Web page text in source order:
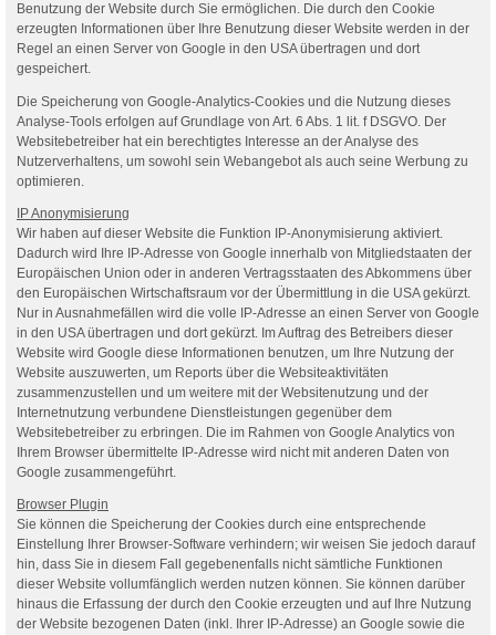
Benutzung der Website durch Sie ermöglichen. Die durch den Cookie
erzeugten Informationen über Ihre Benutzung dieser Website werden in der
Regel an einen Server von Google in den USA übertragen und dort
gespeichert.
Die Speicherung von Google-Analytics-Cookies und die Nutzung dieses
Analyse-Tools erfolgen auf Grundlage von Art. 6 Abs. 1 lit. f DSGVO. Der
Websitebetreiber hat ein berechtigtes Interesse an der Analyse des
Nutzerverhaltens, um sowohl sein Webangebot als auch seine Werbung zu
optimieren.
IP Anonymisierung
Wir haben auf dieser Website die Funktion IP-Anonymisierung aktiviert.
Dadurch wird Ihre IP-Adresse von Google innerhalb von Mitgliedstaaten der
Europäischen Union oder in anderen Vertragsstaaten des Abkommens über
den Europäischen Wirtschaftsraum vor der Übermittlung in die USA gekürzt.
Nur in Ausnahmefällen wird die volle IP-Adresse an einen Server von Google
in den USA übertragen und dort gekürzt. Im Auftrag des Betreibers dieser
Website wird Google diese Informationen benutzen, um Ihre Nutzung der
Website auszuwerten, um Reports über die Websiteaktivitäten
zusammenzustellen und um weitere mit der Websitenutzung und der
Internetnutzung verbundene Dienstleistungen gegenüber dem
Websitebetreiber zu erbringen. Die im Rahmen von Google Analytics von
Ihrem Browser übermittelte IP-Adresse wird nicht mit anderen Daten von
Google zusammengeführt.
Browser Plugin
Sie können die Speicherung der Cookies durch eine entsprechende
Einstellung Ihrer Browser-Software verhindern; wir weisen Sie jedoch darauf
hin, dass Sie in diesem Fall gegebenenfalls nicht sämtliche Funktionen
dieser Website vollumfänglich werden nutzen können. Sie können darüber
hinaus die Erfassung der durch den Cookie erzeugten und auf Ihre Nutzung
der Website bezogenen Daten (inkl. Ihrer IP-Adresse) an Google sowie die